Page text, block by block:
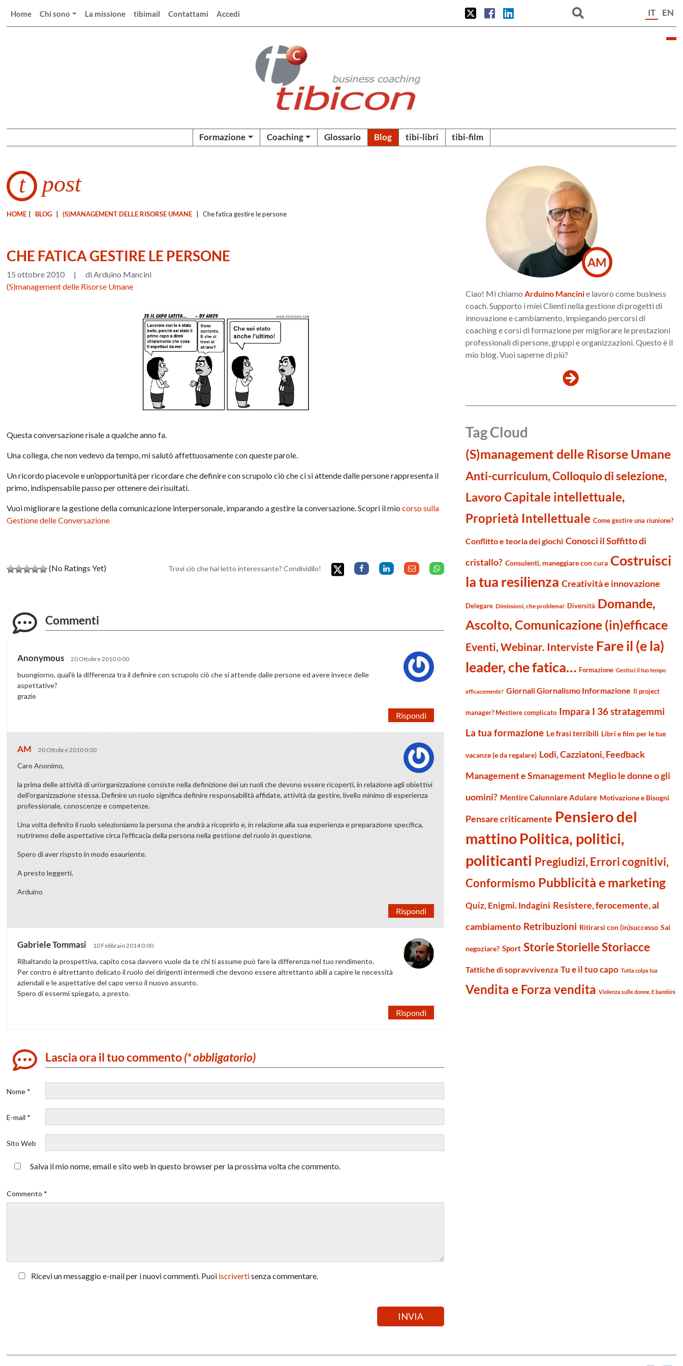
Home Chi sono La missione tibimail Contattami Accedi IT EN
Formazione Coaching Glossario Blog tibi-libri tibi-film
t post
HOME BLOG (S)MANAGEMENT DELLE RISORSE UMANE Che fatica gestire le persone
CHE FATICA GESTIRE LE PERSONE
15 ottobre 2010 |
di Arduino Mancini
(S)management delle Risorse Umane
Questaconversazionerisale a qualche anno fa.
Una collega, che non vedevo da tempo, mi salutòaffettuosamentecon queste parole.
Un ricordo piacevole e un’opportunità per ricordare che definire con scrupolo ciò che ci si attende dalle persone rappresenta il
primo, indispensabilepasso per ottenere dei risultati.
Vuoi migliorare la gestione della comunicazione interpersonale, imparando a gestire la conversazione. Scopri il miocorso sulla
Gestione delle Conversazione
(No Ratings Yet) Trovi ciò che hai letto interessante? Condividilo!
Commenti
Anonymous 20 Ottobre 2010 0:00
buongiorno, qual'è la differenza tra il definire con scrupolo ciò che si attende dalle persone ed avere invece delle
aspettative?
grazie
Rispondi
AM 20 Ottobre 2010 0:00
Caro Anonimo,
la prima delle attività di un'organizzazione consiste nella definizione dei un ruoli che devono essere ricoperti, in relazione agli obiettivi
dell'organizzazione stessa. Definire un ruolo significa definire responsabilità affidate, attività da gestire, livello minimo di esperienza
professionale, conoscenze e competenze.
Una volta definito il ruolo selezioniamo la persona che andrà a ricoprirlo e, in relazione alla sua esperienza e preparazione specifica,
nutriremo delle aspettative circa l'efficacia della persona nella gestione del ruolo in questione.
Spero di aver rispsto in modo esauriente.
A presto leggerti,
Arduino
Rispondi
Gabriele Tommasi 10 Febbraio 2014 0:00
Ribaltando la prospettiva, capito cosa davvero vuole da te chi ti assume può fare la differenza nel tuo rendimento.
Per contro è altrettanto delicato il ruolo dei dirigenti intermedi che devono essere altrettanto abili a capire le necessità
aziendali e le aspettative del capo verso il nuovo assunto.
Spero di essermi spiegato, a presto.
Rispondi
Lascia ora il tuo commento(* obbligatorio)
Nome *
E-mail *
Sito Web
Salva il mio nome, email e sito web in questo browser per la prossima volta che commento.
Commento *
Ricevi un messaggio e-mail per i nuovi commenti. Puoi iscrivertisenza commentare.
AM
Ciao! Mi chiamo Arduino Mancinie lavoro come business
coach. Supporto i miei Clienti nella gestione di progetti di
innovazione e cambiamento, impiegando percorsi di
coaching e corsi di formazione per migliorare le prestazioni
professionali di persone, gruppi e organizzazioni. Questo è il
mio blog. Vuoi saperne di più?
Tag Cloud
(S)management delle Risorse Umane
Anti-curriculum, Colloquio di selezione,
LavoroCapitale intellettuale,
Proprietà Intellettuale Come gestire una riunione?
Conflitto e teoria dei giochi Conosci il Soffitto di
cristallo? Consulenti, maneggiare con cura Costruisci
la tua resilienza Creatività e innovazione
Delegare Dimissioni, che problema! Diversità Domande,
Ascolto, Comunicazione (in)efficace
Eventi, Webinar. Interviste Fare il (e la)
leader, che fatica… Formazione Gestisci il tuo tempo
efficacemente? Giornali Giornalismo Informazione Il project
manager? Mestiere complicato Impara I 36 stratagemmi
La tua formazione Le frasi terribili Libri e film per le tue
vacanze (e da regalare) Lodi, Cazziatoni, Feedback
Management e Smanagement Meglio le donne o gli
uomini? Mentire Calunniare Adulare Motivazione e Bisogni
Pensare criticamente Pensiero del
mattino Politica, politici,
politicanti Pregiudizi, Errori cognitivi,
Conformismo Pubblicità e marketing
Quiz, Enigmi. Indagini Resistere, ferocemente, al
cambiamento Retribuzioni Ritirarsi con (in)successo Sai
negoziare? Sport Storie Storielle Storiacce
Tattiche di sopravvivenza Tu e il tuo capo Tutta colpa tua
Vendita e Forza vendita Violenza sulle donne. E bambini